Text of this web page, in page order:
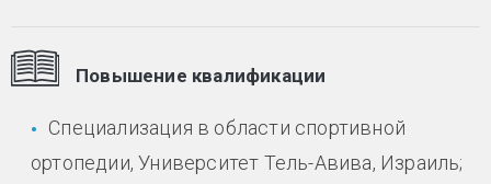
Повышение квалификации
Специализация в области спортивной
ортопедии, Университет Тель-Авива, Израиль;